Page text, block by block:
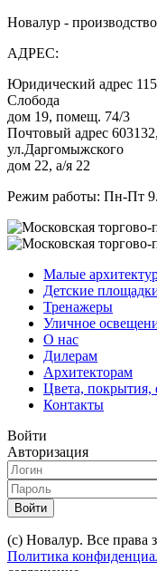
Новалур -
АДРЕС:
Юридический адрес
Слобода
дом 19, помещ. 74/3
Почтовый адрес
ул.Даргомыжского
дом 22, а/я 22
Режим работы: Пн-Пт
Малые
Детские
Тренажеры
Уличное
О нас
Дилерам
Архитекторам
Цвета, покрытия,
Контакты
Войти
Авторизация
Войти
(с) Новалур. Все
Политика